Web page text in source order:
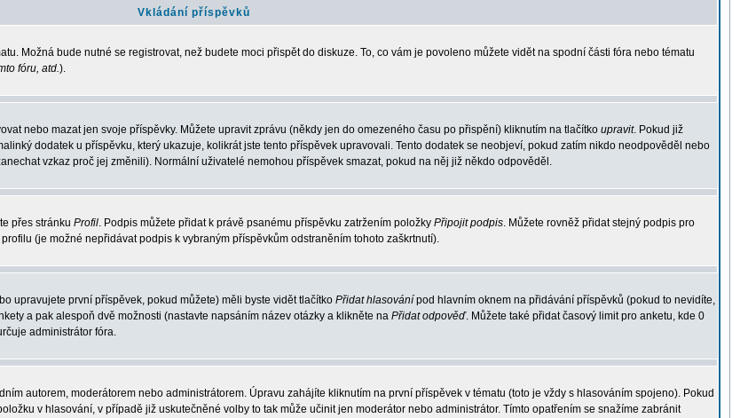
Vkládání příspěvků
Možná bude nutné se registrovat, než budete moci přispět do diskuze. To, co vám je povoleno můžete vidět na spodní části fóra nebo tématu
fóru, atd.).
nebo mazat jen svoje příspěvky. Můžete upravit zprávu (někdy jen do omezeného času po přispění) kliknutím na tlačítko upravit. Pokud již
dodatek u příspěvku, který ukazuje, kolikrát jste tento příspěvek upravovali. Tento dodatek se neobjeví, pokud zatím nikdo neodpověděl nebo
vzkaz proč jej změnili). Normální uživatelé nemohou příspěvek smazat, pokud na něj již někdo odpověděl.
přes stránku Profil. Podpis můžete přidat k právě psanému příspěvku zatržením položky Připojit podpis. Můžete rovněž přidat stejný podpis pro
(je možné nepřidávat podpis k vybraným příspěvkům odstraněním tohoto zaškrtnutí).
upravujete první příspěvek, pokud můžete) měli byste vidět tlačítko Přidat hlasování pod hlavním oknem na přidávání příspěvků (pokud to nevidíte,
a pak alespoň dvě možnosti (nastavte napsáním název otázky a klikněte na Přidat odpověď. Můžete také přidat časový limit pro anketu, kde 0
administrátor fóra.
autorem, moderátorem nebo administrátorem. Úpravu zahájíte kliknutím na první příspěvek v tématu (toto je vždy s hlasováním spojeno). Pokud
v hlasování, v případě již uskutečněné volby to tak může učinit jen moderátor nebo administrátor. Tímto opatřením se snažíme zabránit